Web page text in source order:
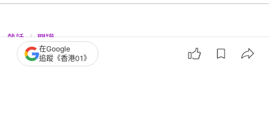
熱話 開罐
日本吃拉麵「白飯倒入湯」會惹怒店
在Google
追蹤《香港01》